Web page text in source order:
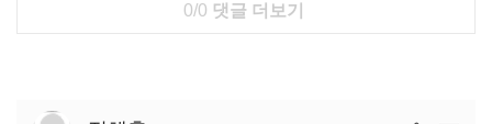
0/0 댓글 더보기